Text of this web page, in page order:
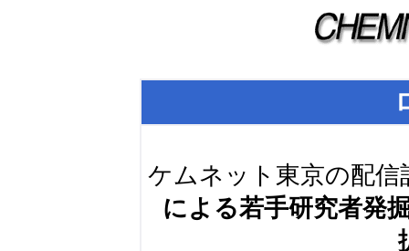
ケムネット東京の配信
による若手研究者発